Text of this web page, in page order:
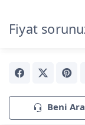
Fiyat
Beni